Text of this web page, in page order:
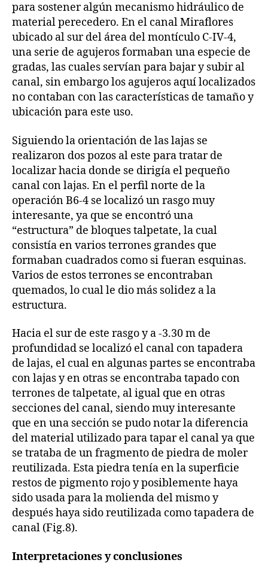
para sostener algún mecanismo hidráulico de
material perecedero. En el canal Miraflores
ubicado al sur del área del montículo C-IV-4,
una serie de agujeros formaban una especie de
gradas, las cuales servían para bajar y subir al
canal, sin embargo los agujeros aquí localizados
no contaban con las características de tamaño y
ubicación para este uso.
Siguiendo la orientación de las lajas se
realizaron dos pozos al este para tratar de
localizar hacia donde se dirigía el pequeño
canal con lajas. En el perfil norte de la
operación B6-4 se localizó un rasgo muy
interesante, ya que se encontró una
“estructura” de bloques talpetate, la cual
consistía en varios terrones grandes que
formaban cuadrados como si fueran esquinas.
Varios de estos terrones se encontraban
quemados, lo cual le dio más solidez a la
estructura.
Hacia el sur de este rasgo y a -3.30 m de
profundidad se localizó el canal con tapadera
de lajas, el cual en algunas partes se encontraba
con lajas y en otras se encontraba tapado con
terrones de talpetate, al igual que en otras
secciones del canal, siendo muy interesante
que en una sección se pudo notar la diferencia
del material utilizado para tapar el canal ya que
se trataba de un fragmento de piedra de moler
reutilizada. Esta piedra tenía en la superficie
restos de pigmento rojo y posiblemente haya
sido usada para la molienda del mismo y
después haya sido reutilizada como tapadera de
canal (Fig.8).
Interpretaciones y conclusiones